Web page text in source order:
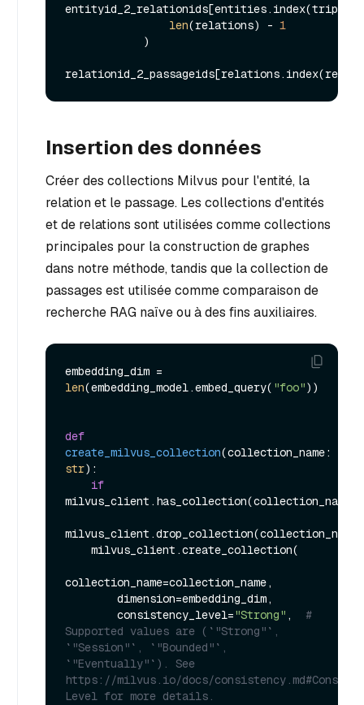
entityid_2_relationids[entities.index(triplet[
len(relations) - 1
Insertion des données
Créer des collections Milvus pour l'entité, la
relation et le passage. Les collections d'entités
et de relations sont utilisées comme collections
principales pour la construction de graphes
dans notre méthode, tandis que la collection de
passages est utilisée comme comparaison de
recherche RAG naïve ou à des fins auxiliaires.
len(embedding_model.embed_query( "foo"))
def
create_milvus_collection(
str):
if
collection_name=collection_name,
        consistency_level=
"Strong" , #
Supported values are (`"Strong"`,
`"Session"`, `"Bounded"`,
`"Eventually"`). See
https://milvus.io/docs/
Level for more details.